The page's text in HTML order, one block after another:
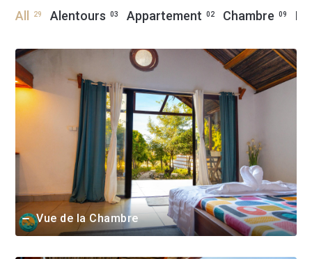
All 29 Alentours 03 Appartement 02 Chambre 09
Vue de la Chambre